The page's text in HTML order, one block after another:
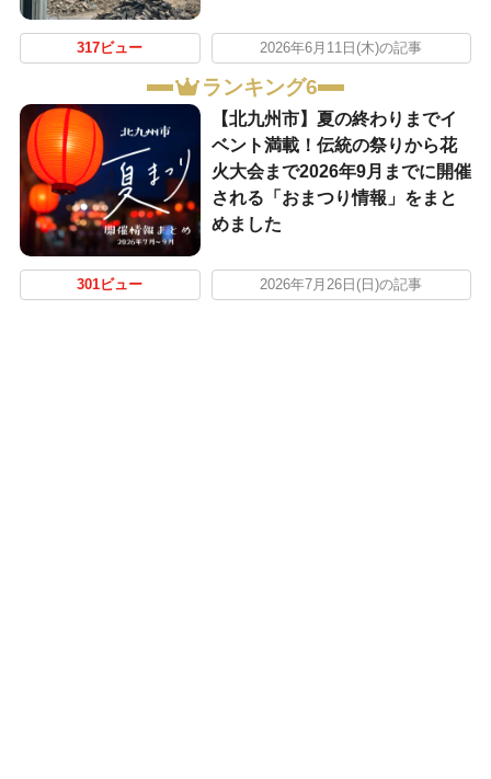
317ビュー 2026年6月11日(木)の記事
ランキング6
【北九州市】夏の終わりまでイ
ベント満載！伝統の祭りから花
火大会まで2026年9月までに開催
される「おまつり情報」をまと
めました
301ビュー 2026年7月26日(日)の記事